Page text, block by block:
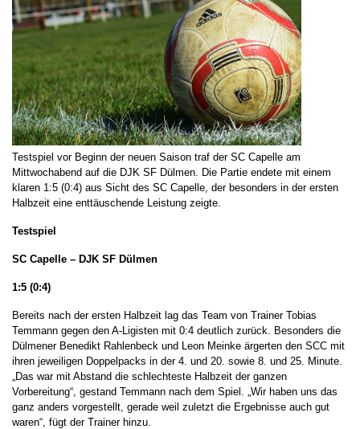
Testspiel vor Beginn der neuen Saison traf der SC Capelle am
Mittwochabend auf die DJK SF Dülmen. Die Partie endete mit einem
klaren 1:5 (0:4) aus Sicht des SC Capelle, der besonders in der ersten
Halbzeit eine enttäuschende Leistung zeigte.
Testspiel
SC Capelle – DJK SF Dülmen
1:5 (0:4)
Bereits nach der ersten Halbzeit lag das Team von Trainer Tobias
Temmann gegen den A-Ligisten mit 0:4 deutlich zurück. Besonders die
Dülmener Benedikt Rahlenbeck und Leon Meinke ärgerten den SCC mit
ihren jeweiligen Doppelpacks in der 4. und 20. sowie 8. und 25. Minute.
„Das war mit Abstand die schlechteste Halbzeit der ganzen
Vorbereitung“, gestand Temmann nach dem Spiel. „Wir haben uns das
ganz anders vorgestellt, gerade weil zuletzt die Ergebnisse auch gut
waren“, fügt der Trainer hinzu.